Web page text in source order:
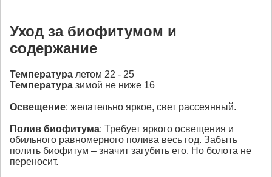
Уход за биофитумом и
содержание
Температура летом 22 - 25
Температура зимой не ниже 16
Освещение: желательно яркое, свет рассеянный.
Полив биофитума: Требует яркого освещения и
обильного равномерного полива весь год. Забыть
полить биофитум – значит загубить его. Но болота не
переносит.